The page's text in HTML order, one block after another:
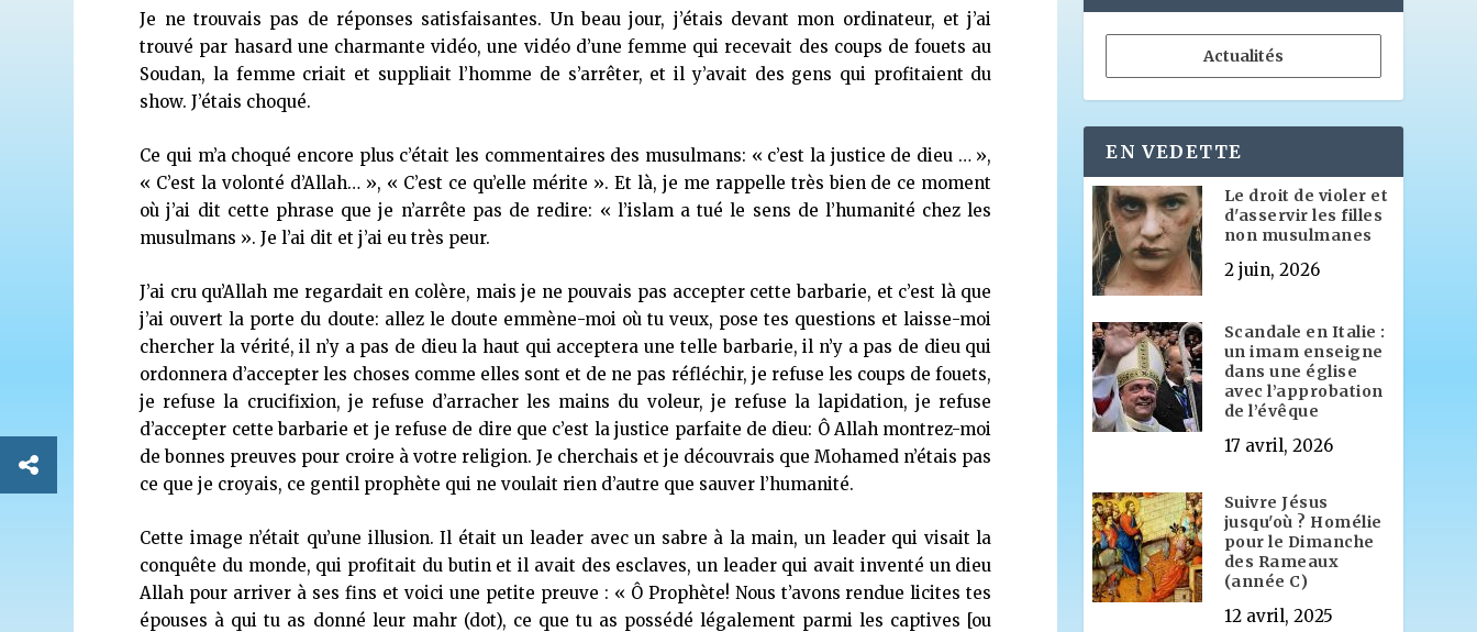
Je ne trouvais pas de réponses satisfaisantes. Un beau jour, j’étais devant mon ordinateur, et j’ai
trouvé par hasard une charmante vidéo, une vidéo d’une femme qui recevait des coups de fouets au
Soudan, la femme criait et suppliait l’homme de s’arrêter, et il y’avait des gens qui profitaient du
show. J’étais choqué.
Ce qui m’a choqué encore plus c’était les commentaires des musulmans: « c’est la justice de dieu … »,
« C’est la volonté d’Allah… », « C’est ce qu’elle mérite ». Et là, je me rappelle très bien de ce moment
où j’ai dit cette phrase que je n’arrête pas de redire: « l’islam a tué le sens de l’humanité chez les
musulmans ». Je l’ai dit et j’ai eu très peur.
J’ai cru qu’Allah me regardait en colère, mais je ne pouvais pas accepter cette barbarie, et c’est là que
j’ai ouvert la porte du doute: allez le doute emmène-moi où tu veux, pose tes questions et laisse-moi
chercher la vérité, il n’y a pas de dieu la haut qui acceptera une telle barbarie, il n’y a pas de dieu qui
ordonnera d’accepter les choses comme elles sont et de ne pas réfléchir, je refuse les coups de fouets,
je refuse la crucifixion, je refuse d’arracher les mains du voleur, je refuse la lapidation, je refuse
d’accepter cette barbarie et je refuse de dire que c’est la justice parfaite de dieu: Ô Allah montrez-moi
de bonnes preuves pour croire à votre religion. Je cherchais et je découvrais que Mohamed n’étais pas
ce que je croyais, ce gentil prophète qui ne voulait rien d’autre que sauver l’humanité.
Cette image n’était qu’une illusion. Il était un leader avec un sabre à la main, un leader qui visait la
conquête du monde, qui profitait du butin et il avait des esclaves, un leader qui avait inventé un dieu
Allah pour arriver à ses fins et voici une petite preuve : « Ô Prophète! Nous t’avons rendue licites tes
épouses à qui tu as donné leur mahr (dot), ce que tu as possédé légalement parmi les captives [ou
Actualités
EN VEDETTE
Le droit de violer et
d'asservir les filles
non musulmanes
2 juin, 2026
Scandale en Italie :
un imam enseigne
dans une église
avec l’approbation
de l’évêque
17 avril, 2026
Suivre Jésus
jusqu'où ? Homélie
pour le Dimanche
des Rameaux
(année C)
12 avril, 2025